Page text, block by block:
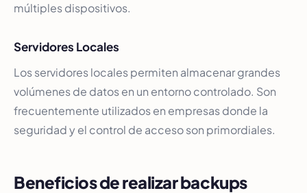
múltiples dispositivos.
Servidores Locales
Los servidores locales permiten almacenar grandes
volúmenes de datos en un entorno controlado. Son
frecuentemente utilizados en empresas donde la
seguridad y el control de acceso son primordiales.
Beneficios de realizar backups